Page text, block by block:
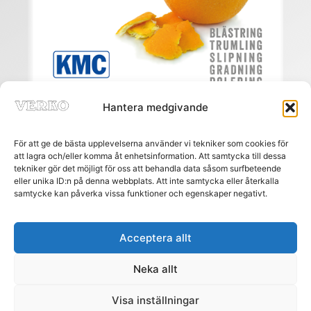
Hantera medgivande
För att ge de bästa upplevelserna använder vi tekniker som cookies för
att lagra och/eller komma åt enhetsinformation. Att samtycka till dessa
tekniker gör det möjligt för oss att behandla data såsom surfbeteende
eller unika ID:n på denna webbplats. Att inte samtycka eller återkalla
samtycke kan påverka vissa funktioner och egenskaper negativt.
Acceptera allt
Neka allt
Visa inställningar
Meny
PRENUMERERA
ANNONSERA
AGENTURREGISTRET
MÄSSOR
KONTAKT